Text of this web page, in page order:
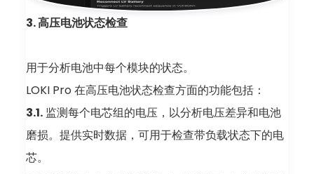
3. 高压电池状态检查
用于分析电池中每个模块的状态。
LOKI Pro 在高压电池状态检查方面的功能包括：
3.1. 监测每个电芯组的电压，以分析电压差异和电池
磨损。提供实时数据，可用于检查带负载状态下的电
芯。